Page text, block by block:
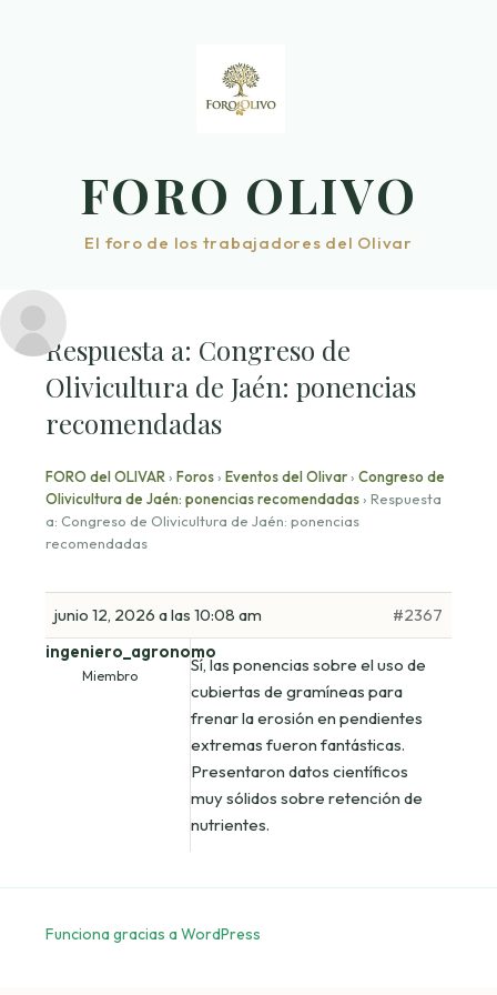
FORO OLIVO
El foro de los trabajadores del Olivar
Respuesta a: Congreso de
Olivicultura de Jaén: ponencias
recomendadas
FORO del OLIVAR › Foros › Eventos del Olivar › Congreso de
Olivicultura de Jaén: ponencias recomendadas › Respuesta
a: Congreso de Olivicultura de Jaén: ponencias
recomendadas
junio 12, 2026 a las 10:08 am
#2367
ingeniero_agronomo
Miembro
Sí, las ponencias sobre el uso de
cubiertas de gramíneas para
frenar la erosión en pendientes
extremas fueron fantásticas.
Presentaron datos científicos
muy sólidos sobre retención de
nutrientes.
Funciona gracias a WordPress